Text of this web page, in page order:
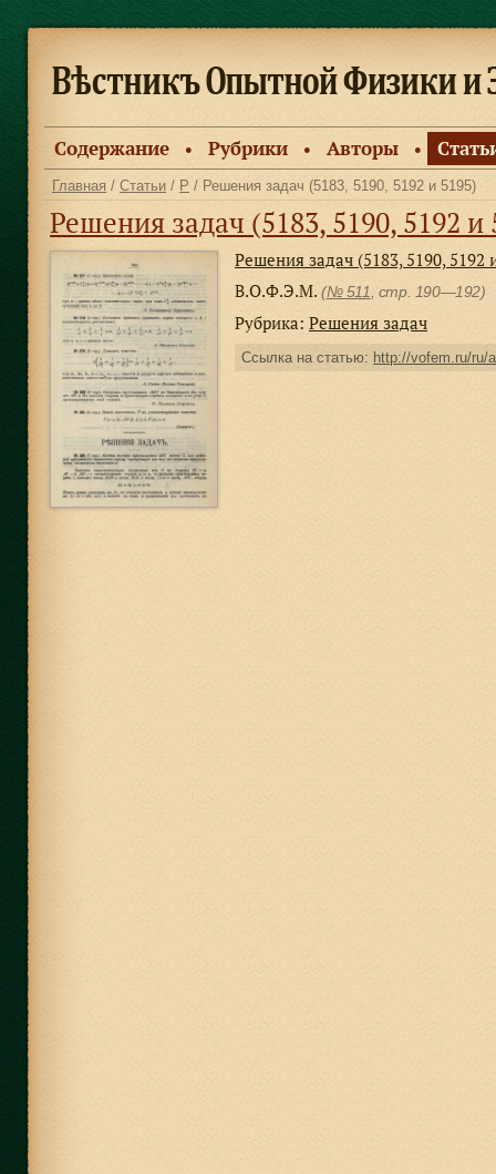
Содержание ● Рубрики ● Авторы ●
Главная / Статьи / Р / Решения задач (5183, 5190, 5192 и 5195)
Решения задач (5183, 5190, 5192 и
Решения задач (5183, 5190, 5192
В.О.Ф.Э.М. (№ 511 , стр. 190—192)
Рубрика: Решения задач
Ссылка на статью: http://vofem.ru/ru/